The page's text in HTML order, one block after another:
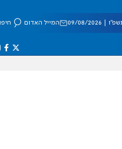
08/2026 המייל האדום